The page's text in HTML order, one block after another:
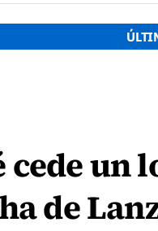
un
de